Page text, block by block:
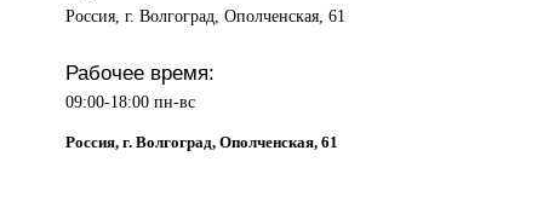
Россия, г. Волгоград, Ополченская, 61
Рабочее время:
09:00-18:00 пн-вс
Россия, г. Волгоград, Ополченская, 61